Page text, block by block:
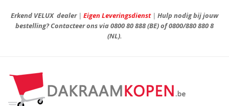
Erkend VELUX dealer| Eigen Leveringsdienst| Hulp nodig bij jouw
bestelling? Contacteer ons via0800 80 888(BE) of0800/880 880 8
(NL).